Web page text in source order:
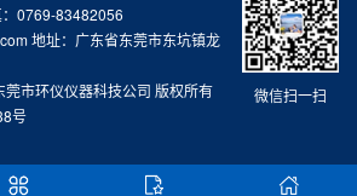
微信扫一扫
0769-83482056
地址：广东省东莞市东坑镇龙
市环仪仪器科技公司 版权所有
号